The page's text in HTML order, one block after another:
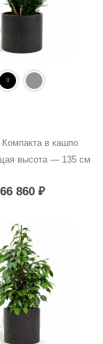
в кашпо
высота — 135 см
66 860 ₽